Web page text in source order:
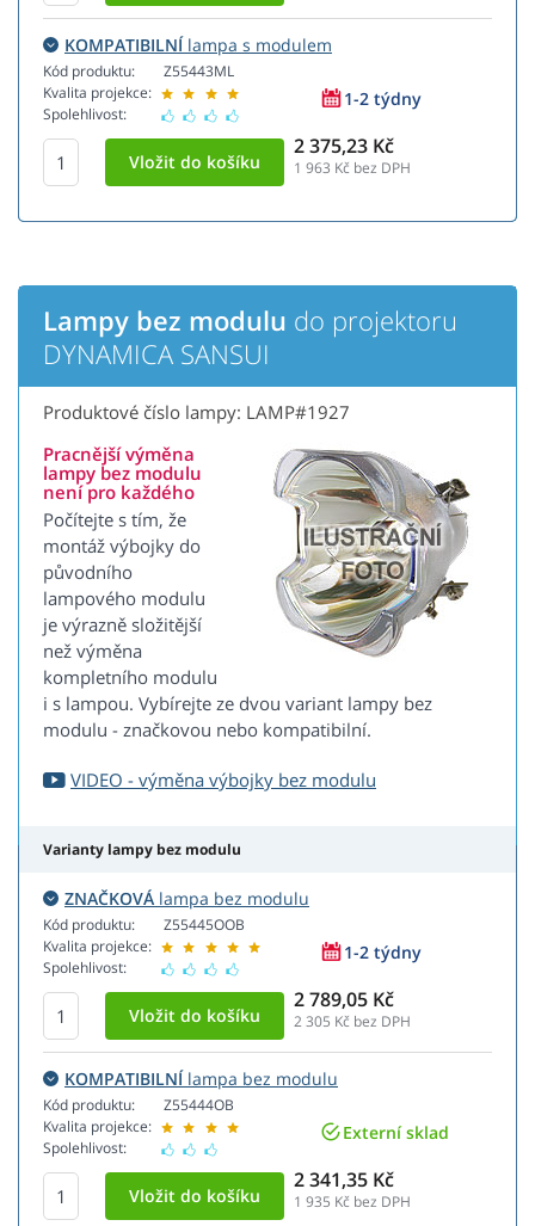
KOMPATIBILNÍlampa s modulem
Kód produktu:
Kvalita projekce:
Spolehlivost:
Z55443ML
1-2 týdny
2 375,23 Kč
1 963 Kč bez DPH
Lampy bez modulu do projektoru
DYNAMICA SANSUI
Produktové číslo lampy: LAMP#1927
Pracnější výměna
lampy bez modulu
není pro každého
Počítejte s tím, že
montáž výbojky do
původního
lampového modulu
je výrazně složitější
než výměna
kompletního modulu
i s lampou. Vybírejte ze dvou variant lampy bez
modulu - značkovou nebo kompatibilní.
VIDEO - výměna výbojky bez modulu
Varianty lampy bez modulu
ZNAČKOVÁ lampa bez modulu
Kód produktu:
Kvalita projekce:
Spolehlivost:
Z55445OOB
1-2 týdny
2 789,05 Kč
2 305 Kč bez DPH
KOMPATIBILNÍlampa bez modulu
Kód produktu:
Kvalita projekce:
Spolehlivost:
Z55444OB
Externí sklad
2 341,35 Kč
1 935 Kč bez DPH